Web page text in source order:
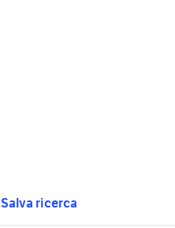
Salva ricerca